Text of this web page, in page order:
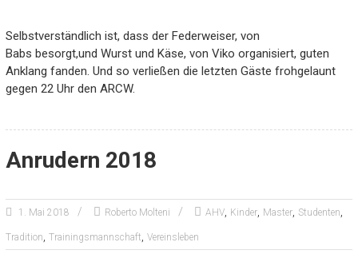
Selbstverständlich ist, dass der Federweiser, von
Babs besorgt,und Wurst und Käse, von Viko organisiert, guten
Anklang fanden. Und so verließen die letzten Gäste frohgelaunt
gegen 22 Uhr den ARCW.
Anrudern 2018
1. Mai 2018 Roberto Molteni AHV, Kinder, Master, Studenten,
Tradition, Trainingsmannschaft, Vereinsleben